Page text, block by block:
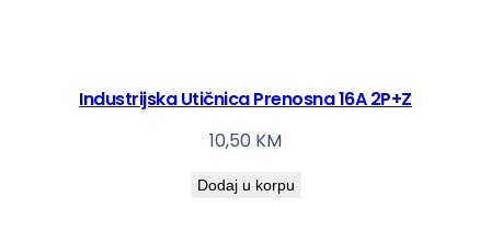
Industrijska Utičnica Prenosna 16A 2P+Z
10,50 KM
Dodaj u korpu